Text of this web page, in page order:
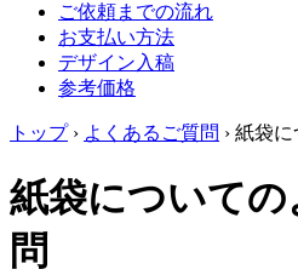
ご依頼までの流れ
お支払い方法
デザイン入稿
参考価格
トップ › よくあるご質問 › 紙袋に
紙袋について
問